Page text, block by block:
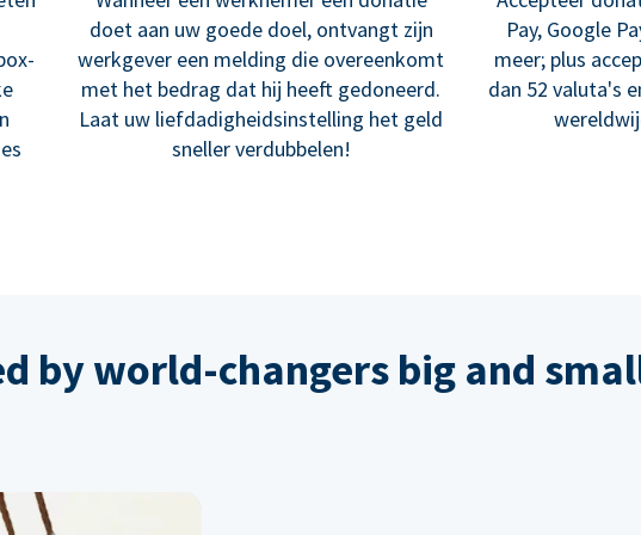
doet aan uw goede doel, ontvangt zijn
werkgever een melding die overeenkomt
met het bedrag dat hij heeft gedoneerd.
Laat uw liefdadigheidsinstelling het geld
sneller verdubbelen!
Pay, Google
meer; plus
dan 52 valuta's
by world-changers big and